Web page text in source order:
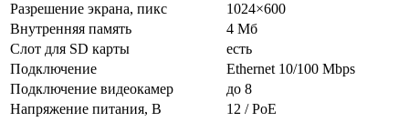
Разрешение экрана, пикс
1024×600
Внутренняя память
4 Мб
Слот для SD карты
есть
Подключение
Ethernet 10/100 Mbps
Подключение видеокамер
до 8
Напряжение питания, В
12 / PoE